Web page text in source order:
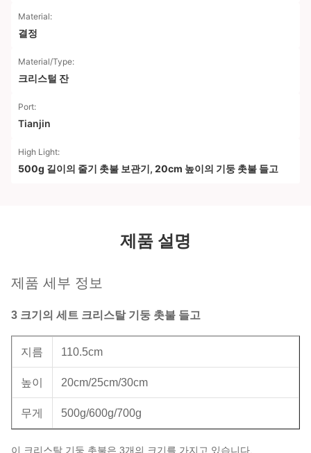
Material:
결정
Material/Type:
크리스털 잔
Port:
Tianjin
High Light:
500g 길이의 줄기 촛불 보관기, 20cm 높이의 기둥 촛불 들고
제품 설명
제품 세부 정보
3 크기의 세트 크리스탈 기둥 촛불 들고
지름 110.5cm
높이 20cm/25cm/30cm
무게 500g/600g/700g
이 크리스탈 기둥 촛불은 3개의 크기를 가지고 있습니다.